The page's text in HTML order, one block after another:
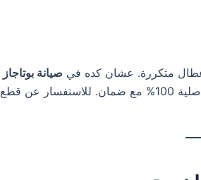
متكررة. عشان كده في صيانة بوتاجاز
بنستخدم قطع غيار أصلية 100% مع ضمان. للاستفسار عن قطع